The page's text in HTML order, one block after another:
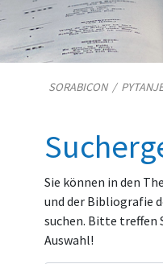
SORABICON/
Sie können in den
und der Bibliografie
suchen. Bitte treffen
Auswahl!